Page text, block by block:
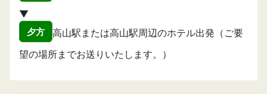
▼
夕方
高山駅または高山駅周辺のホテル出発（ご要
望の場所までお送りいたします。）